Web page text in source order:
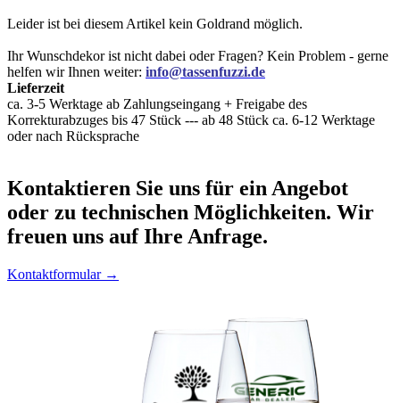
Leider ist bei diesem Artikel kein Goldrand möglich.
Ihr Wunschdekor ist nicht dabei oder Fragen? Kein Problem - gerne
helfen wir Ihnen weiter: info@tassenfuzzi.de
Lieferzeit
ca. 3-5 Werktage ab Zahlungseingang + Freigabe des
Korrekturabzuges bis 47 Stück --- ab 48 Stück ca. 6-12 Werktage
oder nach Rücksprache
Kontaktieren Sie uns für ein Angebot
oder zu technischen Möglichkeiten. Wir
freuen uns auf Ihre Anfrage.
Kontaktformular →